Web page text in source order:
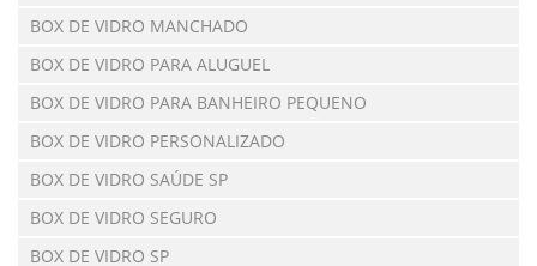
BOX DE VIDRO MANCHADO
BOX DE VIDRO PARA ALUGUEL
BOX DE VIDRO PARA BANHEIRO PEQUENO
BOX DE VIDRO PERSONALIZADO
BOX DE VIDRO SAÚDE SP
BOX DE VIDRO SEGURO
BOX DE VIDRO SP